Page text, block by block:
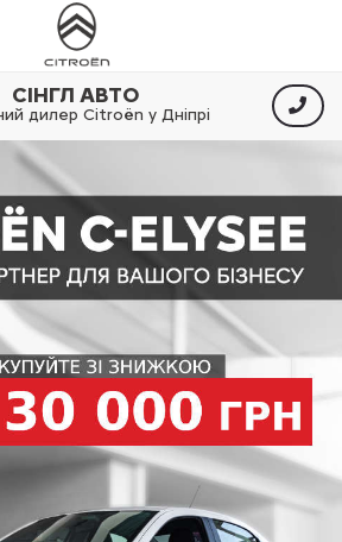
СІНГЛ АВТО
дилер Citroën у Дніпрі